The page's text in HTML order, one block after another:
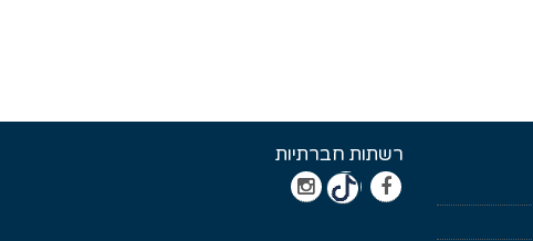
רשתות חברתיות